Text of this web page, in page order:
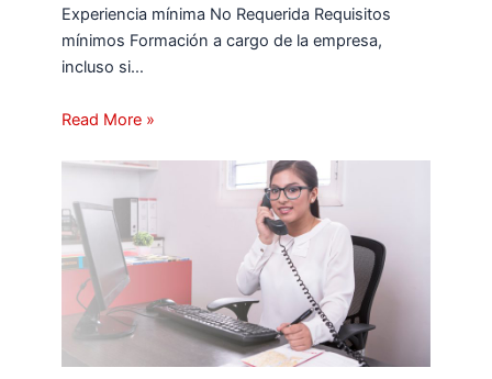
Experiencia mínima No Requerida Requisitos
mínimos Formación a cargo de la empresa,
incluso si…
Read More »